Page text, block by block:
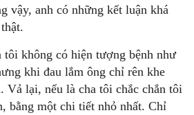
vậy, anh có những kết luận khá
tôi không có hiện tượng bệnh như
khi đau lắm ông chỉ rên khe
Vả lại, nếu là cha tôi chắc chắn tôi
bằng một chi tiết nhỏ nhất. Chỉ